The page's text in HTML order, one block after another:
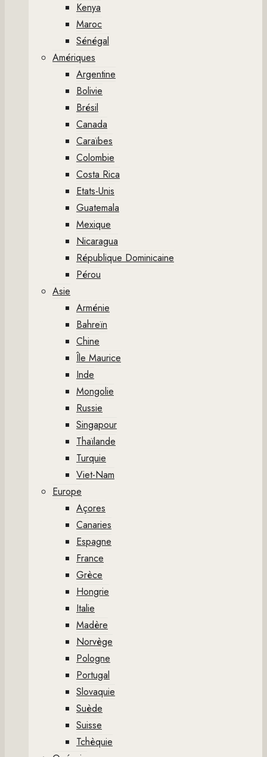
Kenya
Maroc
Sénégal
Amériques
Argentine
Bolivie
Brésil
Canada
Caraïbes
Colombie
Costa Rica
Etats-Unis
Guatemala
Mexique
Nicaragua
République Dominicaine
Pérou
Asie
Arménie
Bahreïn
Chine
Île Maurice
Inde
Mongolie
Russie
Singapour
Thaïlande
Turquie
Viet-Nam
Europe
Açores
Canaries
Espagne
France
Grèce
Hongrie
Italie
Madère
Norvège
Pologne
Portugal
Slovaquie
Suède
Suisse
Tchèquie